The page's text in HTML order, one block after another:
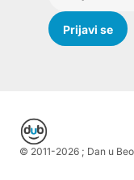
© 2011-2026 ; Dan u